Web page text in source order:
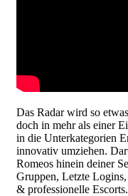
Das Radar wird so
doch in mehr als einer
in die Unterkategorien
innovativ umziehen.
Romeos hinein deiner
Gruppen, Letzte
& professionelle Escorts.